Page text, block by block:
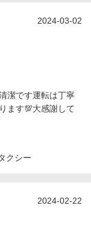
2024-03-02
潔です運転は丁寧
ます💯大感謝して
クシー
2024-02-22